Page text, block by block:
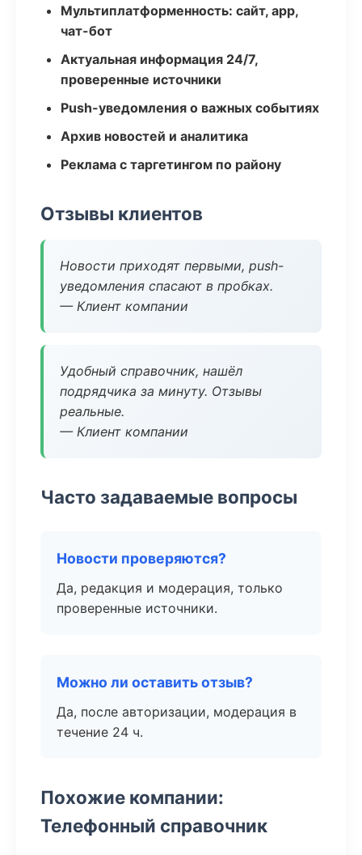
Мультиплатформенность: сайт, app,
чат-бот
Актуальная информация 24/7,
проверенные источники
Push-уведомления о важных событиях
Архив новостей и аналитика
Реклама с таргетингом по району
Отзывы клиентов
Новости приходят первыми, push-
уведомления спасают в пробках.
— Клиент компании
Удобный справочник, нашёл
подрядчика за минуту. Отзывы
реальные.
— Клиент компании
Часто задаваемые вопросы
Новости проверяются?
Да, редакция и модерация, только
проверенные источники.
Можно ли оставить отзыв?
Да, после авторизации, модерация в
течение 24 ч.
Похожие компании:
Телефонный справочник